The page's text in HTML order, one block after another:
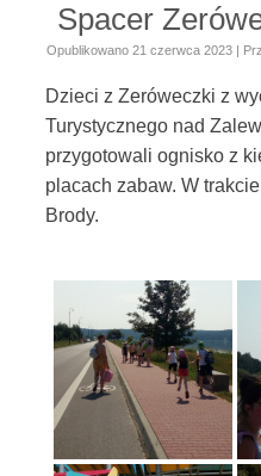
Spacer
Opublikowano 21 czerwca 2023 |
Dzieci z Zeróweczki z
Turystycznego nad
przygotowali ognisko z
placach zabaw. W
Brody.